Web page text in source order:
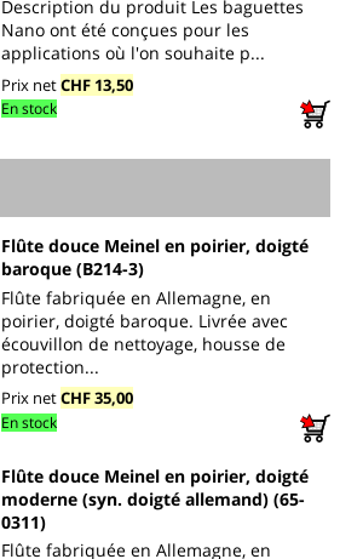
Description du produit Les baguettes
Nano ont été conçues pour les
applications où l'on souhaite p...
Prix netCHF 13,50
En stock
Flûte douce Meinel en poirier, doigté
baroque (B214-3)
Flûte fabriquée en Allemagne, en
poirier, doigté baroque. Livrée avec
écouvillon de nettoyage, housse de
protection...
Prix netCHF 35,00
En stock
Flûte douce Meinel en poirier, doigté
moderne (syn. doigté allemand) (65-
0311)
Flûte fabriquée en Allemagne, en